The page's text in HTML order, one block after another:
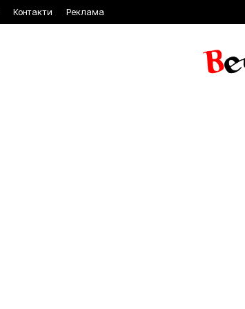
Контакти Реклама